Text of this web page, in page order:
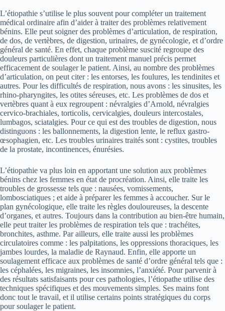
L’étiopathie s’utilise le plus souvent pour compléter un traitement
médical ordinaire afin d’aider à traiter des problèmes relativement
bénins. Elle peut soigner des problèmes d’articulation, de respiration,
de dos, de vertèbres, de digestion, urinaires, de gynécologie, et d’ordre
général de santé. En effet, chaque problème suscité regroupe des
douleurs particulières dont un traitement manuel précis permet
efficacement de soulager le patient. Ainsi, au nombre des problèmes
d’articulation, on peut citer : les entorses, les foulures, les tendinites et
autres. Pour les difficultés de respiration, nous avons : les sinusites, les
rhino-pharyngites, les otites séreuses, etc. Les problèmes de dos et
vertèbres quant à eux regroupent : névralgies d’Arnold, névralgies
cervico-brachiales, torticolis, cervicalgies, douleurs intercostales,
lumbagos, sciatalgies. Pour ce qui est des troubles de digestion, nous
distinguons : les ballonnements, la digestion lente, le reflux gastro-
œsophagien, etc. Les troubles urinaires traités sont : cystites, troubles
de la prostate, incontinences, énurésies.
L’étiopathie va plus loin en apportant une solution aux problèmes
bénins chez les femmes en état de procréation. Ainsi, elle traite les
troubles de grossesse tels que : nausées, vomissements,
lombosciatiques ; et aide à préparer les femmes à accoucher. Sur le
plan gynécologique, elle traite les règles douloureuses, la descente
d’organes, et autres. Toujours dans la contribution au bien-être humain,
elle peut traiter les problèmes de respiration tels que : trachéites,
bronchites, asthme. Par ailleurs, elle traite aussi les problèmes
circulatoires comme : les palpitations, les oppressions thoraciques, les
jambes lourdes, la maladie de Raynaud. Enfin, elle apporte un
soulagement efficace aux problèmes de santé d’ordre général tels que :
les céphalées, les migraines, les insomnies, l’anxiété. Pour parvenir à
des résultats satisfaisants pour ces pathologies, l’étiopathe utilise des
techniques spécifiques et des mouvements simples. Ses mains font
donc tout le travail, et il utilise certains points stratégiques du corps
pour soulager le patient.